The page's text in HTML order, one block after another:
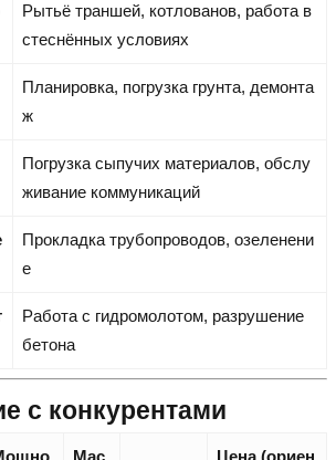
Рытьё траншей, котлованов, работа в
стеснённых условиях
Планировка, погрузка грунта, демонта
ж
Погрузка сыпучих материалов, обслу
живание коммуникаций
Прокладка трубопроводов, озеленени
е
Работа с гидромолотом, разрушение
бетона
с конкурентами